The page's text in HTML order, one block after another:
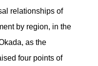
relationships of
by region, in the
as the
four points of